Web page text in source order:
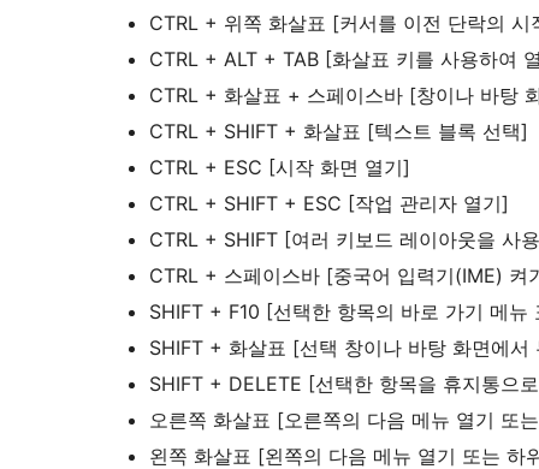
CTRL + 위쪽 화살표 [커서를 이전 단락의 시
CTRL + ALT + TAB [화살표 키를 사용하여
CTRL + 화살표 + 스페이스바 [창이나 바탕
CTRL + SHIFT + 화살표 [텍스트 블록 선택]
CTRL + ESC [시작 화면 열기]
CTRL + SHIFT + ESC [작업 관리자 열기]
CTRL + SHIFT [여러 키보드 레이아웃을 사
CTRL + 스페이스바 [중국어 입력기(IME) 켜
SHIFT + F10 [선택한 항목의 바로 가기 메뉴
SHIFT + 화살표 [선택 창이나 바탕 화면에
SHIFT + DELETE [선택한 항목을 휴지통으
오른쪽 화살표 [오른쪽의 다음 메뉴 열기 또
왼쪽 화살표 [왼쪽의 다음 메뉴 열기 또는 하